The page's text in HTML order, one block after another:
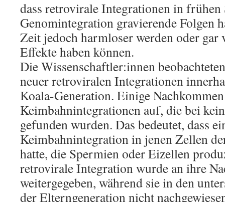
dass retrovirale Integrationen in frühen
Genomintegration gravierende Folgen
Zeit jedoch harmloser werden oder gar
Effekte haben können.
Die Wissenschaftler:innen
neuer retroviralen Integrationen
Koala-Generation. Einige
Keimbahnintegrationen auf, die bei
gefunden wurden. Das bedeutet, dass
Keimbahnintegration in jenen Zellen
hatte, die Spermien oder Eizellen
retrovirale Integration wurde an ihre
weitergegeben, während sie in den
der Elterngeneration nicht